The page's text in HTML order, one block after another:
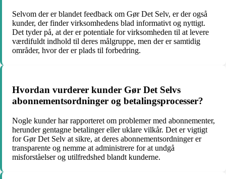
Selvom der er blandet feedback om Gør Det Selv, er der også
kunder, der finder virksomhedens blad informativt og nyttigt.
Det tyder på, at der er potentiale for virksomheden til at levere
værdifuldt indhold til deres målgruppe, men der er samtidig
områder, hvor der er plads til forbedring.
Hvordan vurderer kunder Gør Det Selvs
abonnementsordninger og betalingsprocesser?
Nogle kunder har rapporteret om problemer med abonnementer,
herunder gentagne betalinger eller uklare vilkår. Det er vigtigt
for Gør Det Selv at sikre, at deres abonnementsordninger er
transparente og nemme at administrere for at undgå
misforståelser og utilfredshed blandt kunderne.